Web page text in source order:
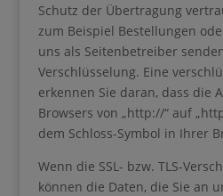
Schutz der Übertragung
zum Beispiel Bestellungen
uns als Seitenbetreiber
Verschlüsselung. Eine
erkennen Sie daran, dass die
Browsers von „http://“ auf
dem Schloss-Symbol in Ihrer
Wenn die SSL- bzw. TLS-
können die Daten, die Sie an